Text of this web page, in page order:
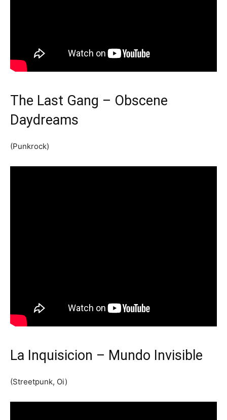
The Last Gang – Obscene
Daydreams
(Punkrock)
La Inquisicion – Mundo Invisible
(Streetpunk, Oi)